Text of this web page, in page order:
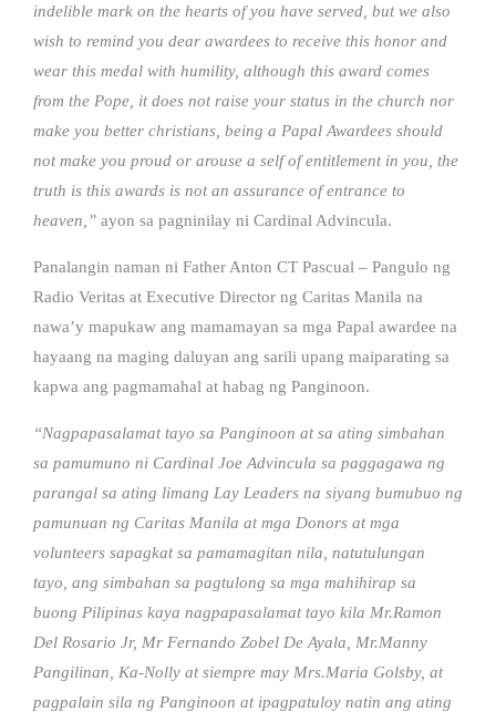
indelible mark on the hearts of you have served, but we also
wish to remind you dear awardees to receive this honor and
wear this medal with humility, although this award comes
from the Pope, it does not raise your status in the church nor
make you better christians, being a Papal Awardees should
not make you proud or arouse a self of entitlement in you, the
truth is this awards is not an assurance of entrance to
heaven,” ayon sa pagninilay ni Cardinal Advincula.
Panalangin naman ni Father Anton CT Pascual – Pangulo ng
Radio Veritas at Executive Director ng Caritas Manila na
nawa’y mapukaw ang mamamayan sa mga Papal awardee na
hayaang na maging daluyan ang sarili upang maiparating sa
kapwa ang pagmamahal at habag ng Panginoon.
“Nagpapasalamat tayo sa Panginoon at sa ating simbahan
sa pamumuno ni Cardinal Joe Advincula sa paggagawa ng
parangal sa ating limang Lay Leaders na siyang bumubuo ng
pamunuan ng Caritas Manila at mga Donors at mga
volunteers sapagkat sa pamamagitan nila, natutulungan
tayo, ang simbahan sa pagtulong sa mga mahihirap sa
buong Pilipinas kaya nagpapasalamat tayo kila Mr.Ramon
Del Rosario Jr, Mr Fernando Zobel De Ayala, Mr.Manny
Pangilinan, Ka-Nolly at siempre may Mrs.Maria Golsby, at
pagpalain sila ng Panginoon at ipagpatuloy natin ang ating